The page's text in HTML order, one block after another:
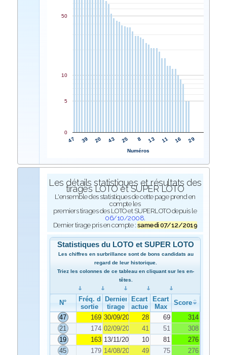
47 39 20 43 25 8 13 11 16 29
0
5
10
50
Numéros
Les détails statistiques et résultats des
tirages LOTO et SUPER LOTO
L'ensemble des statistiques de cette page prend en
compte les
premiers tirages des LOTO et SUPERLOTO depuis le
06/10/2008.
Dernier tirage pris en compte : samedi 07/12/2019
Statistiques du LOTO et SUPER LOTO
Les chiffres en surbrillance sont de bons candidats au
regard de leur historique.
Triez les colonnes de ce tableau en cliquant sur les en-
têtes.
N°
Fréq. de
sortie
Dernier
tirage
Ecart
actuel
Ecart
Max
Score
47
169 30/09/2019 28 69
314
21
174 02/09/2019 41 51
308
19
163 13/11/2019 10 81
276
45
179 14/08/2019 49 75
276